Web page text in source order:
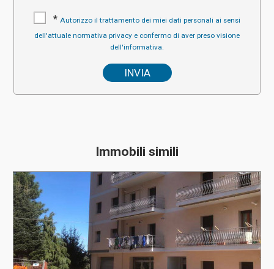
* Autorizzo il trattamento dei miei dati personali ai sensi
dell'attuale normativa privacy e confermo di aver preso visione
dell'informativa.
Immobili simili